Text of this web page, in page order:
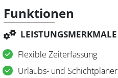
Funktionen
LEISTUNGSMERKMALE
Flexible Zeiterfassung
Urlaubs- und Schichtplaner